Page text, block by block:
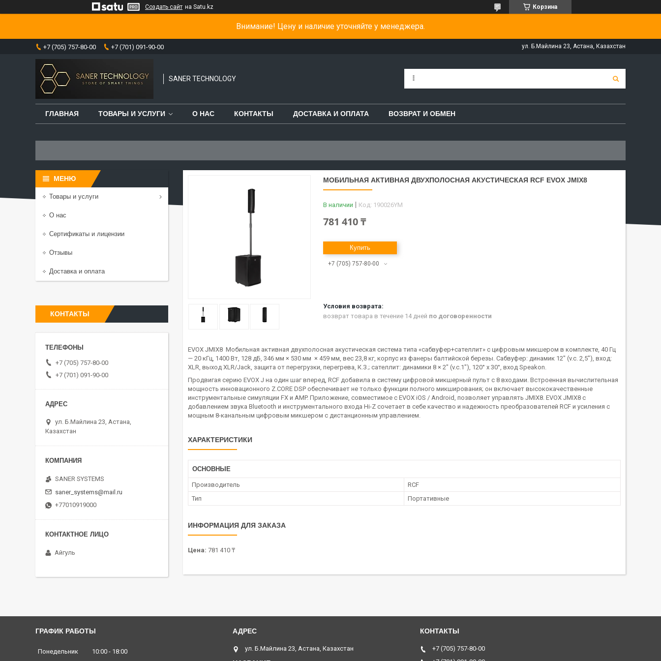
Создать сайт на Satu.kz Корзина
Внимание! Цену и наличие уточняйте у менеджера.
+7 (705) 757-80-00 +7 (701) 091-90-00 ул. Б.Майлина 23, Астана, Казахстан
SANER TECHNOLOGY
ГЛАВНАЯ ТОВАРЫ И УСЛУГИ О НАС КОНТАКТЫ ДОСТАВКА И ОПЛАТА ВОЗВРАТ И ОБМЕН
МОБИЛЬНАЯ АКТИВНАЯ ДВУХПОЛОСНАЯ АКУСТИЧЕСКАЯ RCF EVOX JMIX8
В наличии Код: 190026YM
781 410 ₸
Купить
+7 (705) 757-80-00
возврат товара в течение 14 дней по договоренности
EVOX JMIX8 Мобильная активная двухполосная акустическая система типа «сабвуфер+сателлит» с цифровым микшером в комплекте, 40 Гц
— 20 кГц, 1400 Вт, 128 дБ, 346 мм × 530 мм × 459 мм, вес 23,8 кг, корпус из фанеры балтийской березы. Сабвуфер: динамик 12" (v.c. 2,5"), вход:
XLR, выход XLR/Jack, защита от перегрузки, перегрева, К.З.; сателлит: динамики 8 × 2" (v.c.1"), 120° х 30°, вход Speakon.
Продвигая серию EVOX J на один шаг вперед, RCF добавила в систему цифровой микшерный пульт с 8 входами. Встроенная вычислительная
мощность инновационного Z.CORE DSP обеспечивает не только функции полного микширования; он включает высококачественные
инструментальные симуляции FX и AMP. Приложение, совместимое с EVOX iOS / Android, позволяет управлять JMIX8. EVOX JMIX8 с
добавлением звука Bluetooth и инструментального входа Hi-Z сочетает в себе качество и надежность преобразователей RCF и усиления с
мощным 8-канальным цифровым микшером с дистанционным управлением.
ХАРАКТЕРИСТИКИ
ОСНОВНЫЕ
Производитель
RCF
Тип
Портативные
ИНФОРМАЦИЯ ДЛЯ ЗАКАЗА
Цена: 781 410 ₸
Товары и услуги
О нас
Сертификаты и лицензии
Отзывы
Доставка и оплата
КОНТАКТЫ
+7 (705) 757-80-00
+7 (701) 091-90-00
ул. Б.Майлина 23, Астана,
Казахстан
SANER SYSTEMS
saner_systems@mail.ru
+77010919000
Айгуль
ГРАФИК РАБОТЫ
Понедельник 10:00 18:00 ул. Б.Майлина 23, Астана, Казахстан
+7 (705) 757-80-00